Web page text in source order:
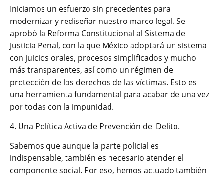
Iniciamos un esfuerzo sin precedentes para
modernizar y rediseñar nuestro marco legal. Se
aprobó la Reforma Constitucional al Sistema de
Justicia Penal, con la que México adoptará un sistema
con juicios orales, procesos simplificados y mucho
más transparentes, así como un régimen de
protección de los derechos de las víctimas. Esto es
una herramienta fundamental para acabar de una vez
por todas con la impunidad.
4. Una Política Activa de Prevención del Delito.
Sabemos que aunque la parte policial es
indispensable, también es necesario atender el
componente social. Por eso, hemos actuado también